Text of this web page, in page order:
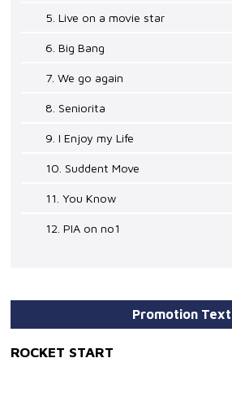
5. Live on a movie star
6. Big Bang
7. We go again
8. Seniorita
9. I Enjoy my Life
10. Suddent Move
11. You Know
12. PIA on no1
Promotion Text
ROCKET START